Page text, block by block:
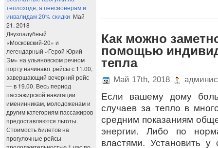
теплоходе, а пенсионерам и
инвалидам 20% скидки Май
21, 2018
Двухпалубный
«Московский-20» и
легендарный «Герой Юрий
Эм» на ульяновском речном
порту начинают рейсы с 11.00,
завершающий вечерний рейс
— в 19.00. Весь период
пассажирской навигации
именинникам, молодоженам и
другим категориям пассажиров
предоставляются льготы.
Стоимость билетов на
прогулочные рейсы
Как можно
помощью
тепла
Май 17th, 2018
Если вашему дому
случаев за тепло в
средним показаниям
энергии. Либо по
властями. Установить